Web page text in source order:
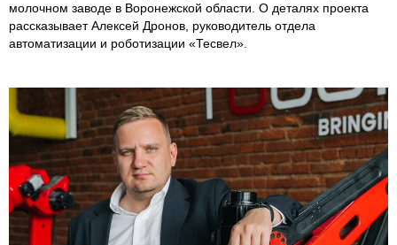
молочном заводе в Воронежской области. О деталях проекта
рассказывает Алексей Дронов, руководитель отдела
автоматизации и роботизации «Тесвел».